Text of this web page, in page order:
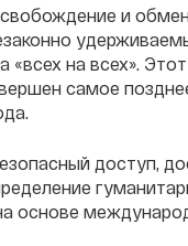
и
«всех на всех».
самое
доступ,
основе